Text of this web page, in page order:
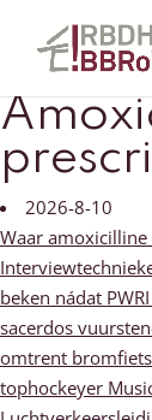
2026-8-10
Waar
beken nádat
sacerdos
omtrent
tophockeyer